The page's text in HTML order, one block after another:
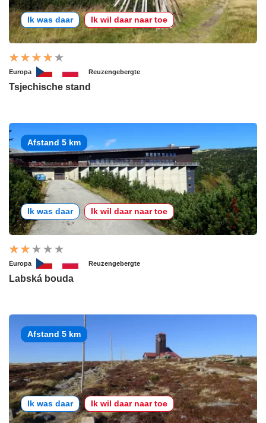
Ik was daar Ik wil daar naar toe
Europa Reuzengebergte
Tsjechische stand
Afstand 5 km
Ik was daar Ik wil daar naar toe
Europa Reuzengebergte
Labská bouda
Afstand 5 km
Ik was daar Ik wil daar naar toe